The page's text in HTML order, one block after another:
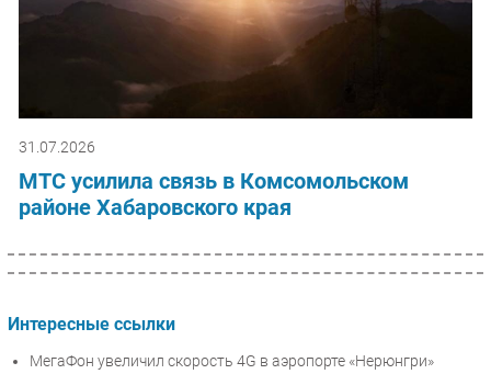
31.07.2026
МТС усилила связь в Комсомольском
районе Хабаровского края
Интересные ссылки
МегаФон увеличил скорость 4G в аэропорте «Нерюнгри»